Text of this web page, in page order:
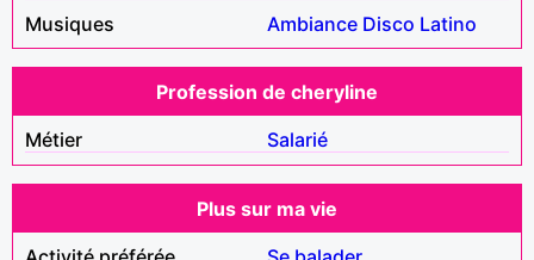
Musiques
Ambiance Disco Latino
Profession de cheryline
Métier
Salarié
Plus sur ma vie